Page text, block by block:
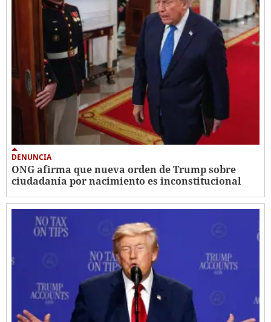
DENUNCIA
ONG afirma que nueva orden de Trump sobre
ciudadanía por nacimiento es inconstitucional